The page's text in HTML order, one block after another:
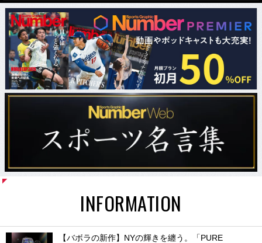
INFORMATION
【バボラの新作】NYの輝きを纏う。「PURE